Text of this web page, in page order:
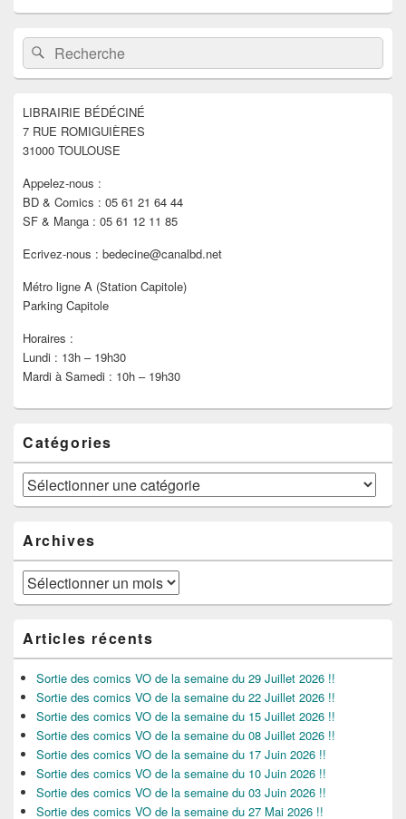
Zone
principale
de
widget
barre
latérale
Recherche :Rechercher
LIBRAIRIE BÉDÉCINÉ
7 RUE ROMIGUIÈRES
31000 TOULOUSE
Appelez-nous :
BD & Comics : 05 61 21 64 44
SF & Manga : 05 61 12 11 85
Ecrivez-nous : bedecine@canalbd.net
Métro ligne A (Station Capitole)
Parking Capitole
Horaires :
Lundi : 13h – 19h30
Mardi à Samedi : 10h – 19h30
Catégories
Catégories
Archives
Archives
Articles récents
Sortie des comics VO de la semaine du 29 Juillet 2026 !!
Sortie des comics VO de la semaine du 22 Juillet 2026 !!
Sortie des comics VO de la semaine du 15 Juillet 2026 !!
Sortie des comics VO de la semaine du 08 Juillet 2026 !!
Sortie des comics VO de la semaine du 17 Juin 2026 !!
Sortie des comics VO de la semaine du 10 Juin 2026 !!
Sortie des comics VO de la semaine du 03 Juin 2026 !!
Sortie des comics VO de la semaine du 27 Mai 2026 !!